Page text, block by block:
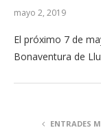
mayo 2, 2019
El próximo 7 de
Bonaventura de
ENTRADES